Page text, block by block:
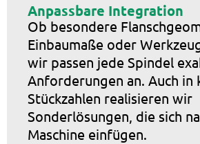
Anpassbare Integration
Ob besondere
Einbaumaße oder
wir passen jede Spindel
Anforderungen an. Auch in
Stückzahlen realisieren wir
Sonderlösungen, die sich
Maschine einfügen.